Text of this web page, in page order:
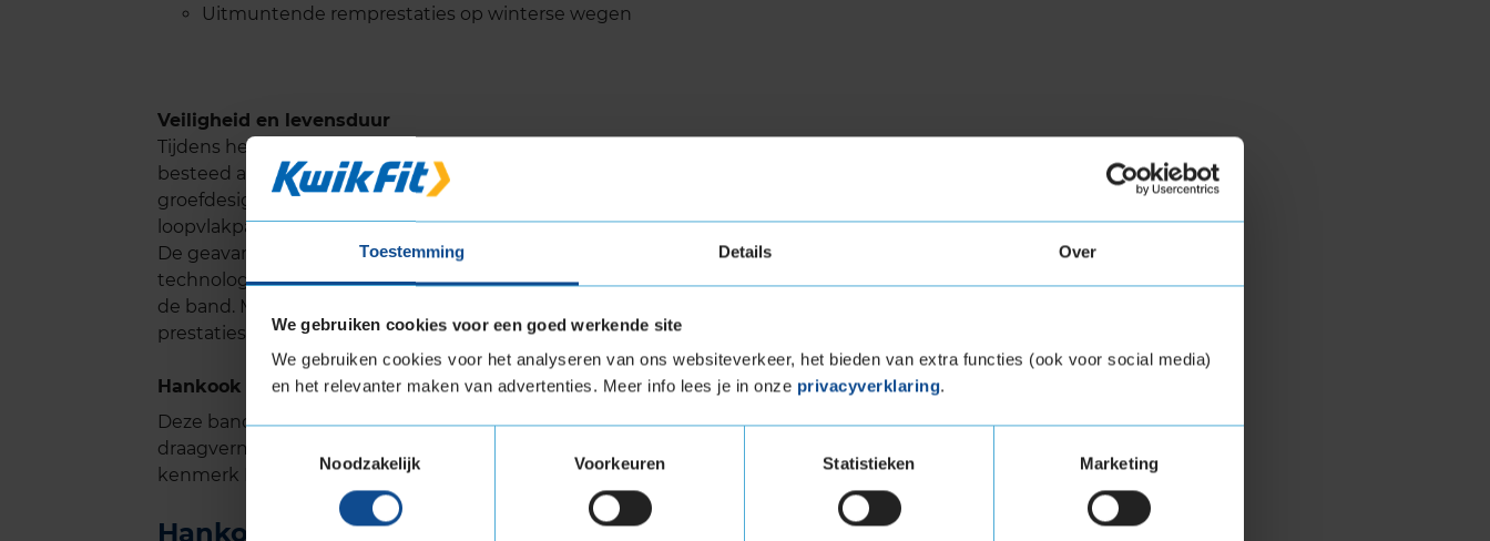
Toestemming Details Over
We gebruiken cookies voor een goed werkende site
We gebruiken cookies voor het analyseren van ons websiteverkeer, het bieden van extra functies (ook voor social media)
en het relevanter maken van advertenties. Meer info lees je in onze privacyverklaring.
Noodzakelijk
Voorkeuren Statistieken Marketing
Uitmuntende remprestaties op winterse wegen
Veiligheid en levensduur
Tijdens het ontwerp van de Hankook Winter I*cept EVO3 is er speciale aandacht
besteed aan veiligheid. De band voert water en sneeuw efficiënt af door zijn unieke
groefdesign, wat de kans op aquaplaning aanzienlijk vermindert. De innovatieve
loopvlakpatronen bieden extra grip en tractie op sneeuwrijke wegen.
De geavanceerde rubbercompounds blijven zelfs bij lage temperaturen flexibel. Deze
technologie, gecombineerd met een gelijkmatige slijtage, verlengt de levensduur van
de band. Met de Hankook Winter I*cept EVO3 ben je verzekerd van betrouwbare
prestaties, zelfs in de meest ongunstige winterse omstandigheden.
Hankook WINTER I*CEPT EVO3 met Extra Load (verstevigde band)
Deze band is ook geschikt voor voertuigen die banden met een hoger
draagvermogen nodig hebben. Verstevigde banden zijn te herkennen aan het
kenmerk Extra Load.
Hankook WINTER I*CEPT EVO3 Extra load in de maat